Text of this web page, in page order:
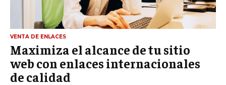
VENTA DE ENLACES
Maximiza el alcance de tu sitio
web con enlaces internacionales
de calidad